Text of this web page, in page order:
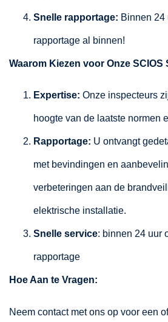
Snelle rapportage: Binnen 24
rapportage al binnen!
Waarom Kiezen voor Onze
Expertise: Onze inspecteurs
hoogte van de laatste normen
Rapportage: U ontvangt
met bevindingen en
verbeteringen aan de
elektrische installatie.
Snelle service: binnen 24 uur
rapportage
Hoe Aan te Vragen:
Neem contact met ons op voor een